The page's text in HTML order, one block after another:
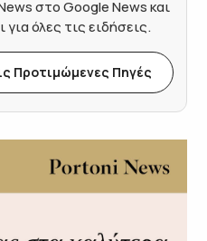
στο Google News και
όλες τις ειδήσεις.
Προτιμώμενες Πηγές